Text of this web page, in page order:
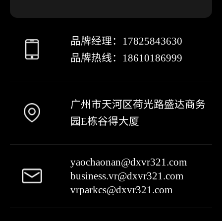
品牌经理： 17825843630
品牌热线： 18610186999
广州市天河区荷光路盛达商务
园E栋谷得大厦
yaochaonan@dxvr321.com
business.vr@dxvr321.com
vrparkcs@dxvr321.com